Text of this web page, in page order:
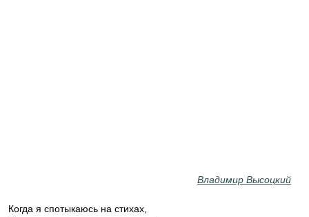
Владимир Высоцкий
Когда я спотыкаюсь на стихах,